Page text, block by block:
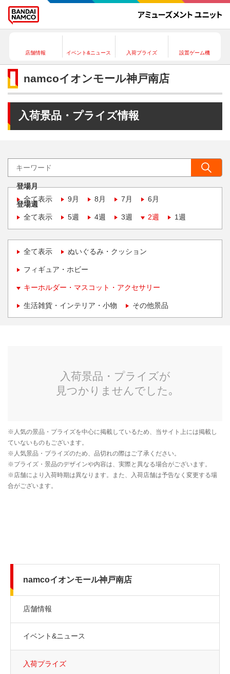
店舗情報 イベント&ニュース 入荷プライズ 設置ゲーム機
namcoイオンモール神戸南店
入荷景品・プライズ情報
登場月
全て表示
9月 8月 7月 6月
登場週
全て表示
5週 4週 3週 2週 1週
全て表示 ぬいぐるみ・クッション
フィギュア・ホビー
キーホルダー・マスコット・アクセサリー
生活雑貨・インテリア・小物 その他景品
namcoイオンモール神戸南店
店舗情報
イベント&ニュース
入荷プライズ